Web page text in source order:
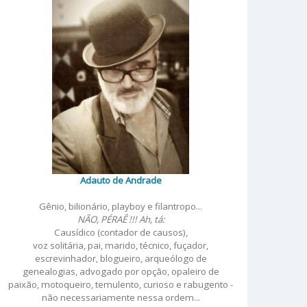
Adauto de Andrade
Gênio, bilionário, playboy e filantropo...
NÃO, PÉRAÊ !!! Ah, tá:
Causídico (contador de causos),
voz solitária, pai, marido, técnico, fuçador,
escrevinhador, blogueiro, arqueólogo de
genealogias, advogado por opção, opaleiro de
paixão, motoqueiro, temulento, curioso e rabugento -
não necessariamente nessa ordem...